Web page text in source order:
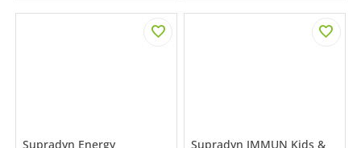
Supradyn Energy
Supradyn IMMUN Kids &